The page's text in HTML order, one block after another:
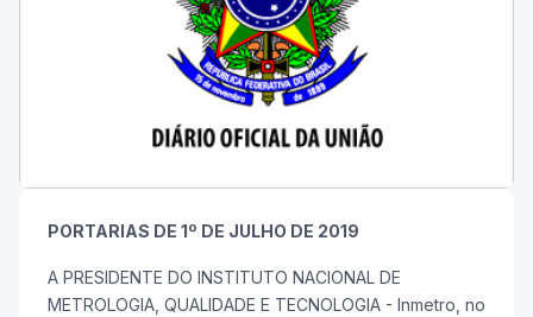
PORTARIAS DE 1º DE JULHO DE 2019
A PRESIDENTE DO INSTITUTO NACIONAL DE
METROLOGIA, QUALIDADE E TECNOLOGIA - Inmetro, no